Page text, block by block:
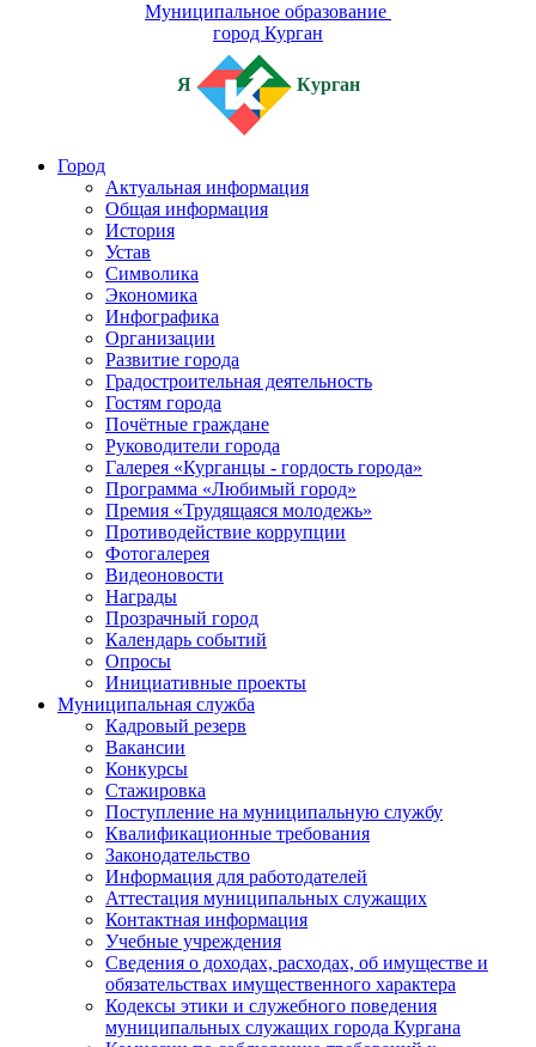
Муниципальное образование
город Курган
Я Курган
Город
Актуальная информация
Общая информация
История
Устав
Символика
Экономика
Инфографика
Организации
Развитие города
Градостроительная деятельность
Гостям города
Почётные граждане
Руководители города
Галерея «Курганцы - гордость города»
Программа «Любимый город»
Премия «Трудящаяся молодежь»
Противодействие коррупции
Фотогалерея
Видеоновости
Награды
Прозрачный город
Календарь событий
Опросы
Инициативные проекты
Муниципальная служба
Кадровый резерв
Вакансии
Конкурсы
Стажировка
Поступление на муниципальную службу
Квалификационные требования
Законодательство
Информация для работодателей
Аттестация муниципальных служащих
Контактная информация
Учебные учреждения
Сведения о доходах, расходах, об имуществе и
обязательствах имущественного характера
Кодексы этики и служебного поведения
муниципальных служащих города Кургана